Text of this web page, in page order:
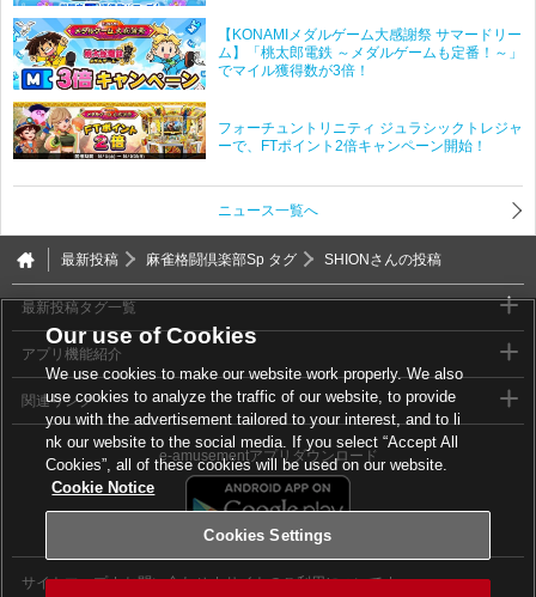
【KONAMIメダルゲーム大感謝祭 サマードリー
ム】「桃太郎電鉄 ～メダルゲームも定番！～」
でマイル獲得数が3倍！
フォーチュントリニティ ジュラシックトレジャ
ーで、FTポイント2倍キャンペーン開始！
ニュース一覧へ
最新投稿 麻雀格闘倶楽部Sp タグ SHIONさんの投稿
最新投稿タグ一覧
アプリ機能紹介
関連リンク
e-amusementアプリダウンロード
サイトマップ お問い合わせ サイトのご利用について
Our use of Cookies
We use cookies to make our website work properly. We also
use cookies to analyze the traffic of our website, to provide
you with the advertisement tailored to your interest, and to li
nk our website to the social media. If you select “Accept All
Cookies”, all of these cookies will be used on our website.
Cookie Notice
Cookies Settings